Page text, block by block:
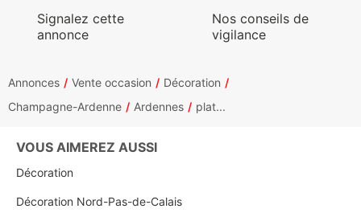
Signalez cette
annonce
Nos conseils de
vigilance
Annonces Vente occasion
Décoration
Champagne-Ardenne
Ardennes plat...
VOUS AIMEREZ AUSSI
Décoration
Décoration Nord-Pas-de-Calais